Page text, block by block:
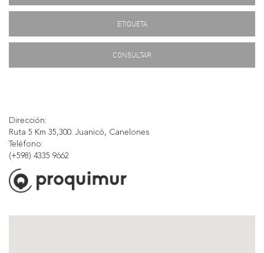
ETIQUETA
CONSULTAR
Dirección:
Ruta 5 Km 35,300. Juanicó, Canelones
Teléfono:
(+598) 4335 9662